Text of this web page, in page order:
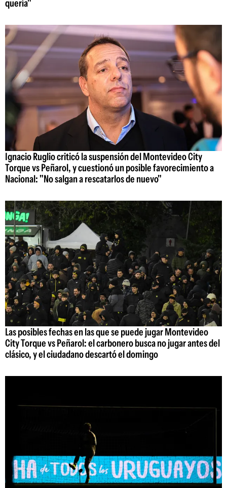
quería"
Ignacio Ruglio criticó la suspensión del Montevideo City
Torque vs Peñarol, y cuestionó un posible favorecimiento a
Nacional: "No salgan a rescatarlos de nuevo"
Las posibles fechas en las que se puede jugar Montevideo
City Torque vs Peñarol: el carbonero busca no jugar antes del
clásico, y el ciudadano descartó el domingo